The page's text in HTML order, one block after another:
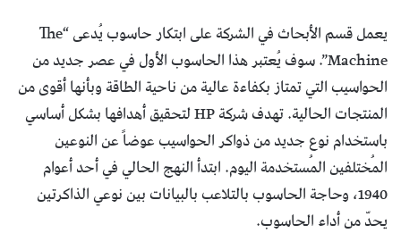
يعمل قسم الأبحاث في الشركة على ابتكار حاسوب يُدعى “The
Machine”. سوف يُعتبر هذا الحاسوب الأول في عصر جديد من
الحواسيب التي تمتاز بكفاءة عالية من ناحية الطاقة وبأنها أقوى من
المنتجات الحالية. تهدف شركة HP لتحقيق أهدافها بشكل أساسي
باستخدام نوع جديد من ذواكر الحواسيب عوضاً عن النوعين
المُختلفين المُستخدمة اليوم. ابتدأ النهج الحالي في أحد أعوام
1940، وحاجة الحاسوب بالتلاعب بالبيانات بين نوعي الذاكرتين
يحدّ من أداء الحاسوب.